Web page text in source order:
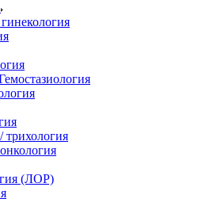
трихология
(ЛОР)